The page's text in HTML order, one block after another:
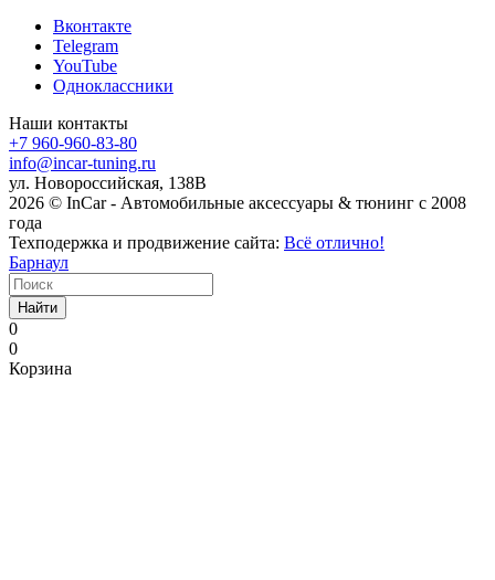
Вконтакте
Telegram
YouTube
Одноклассники
Наши контакты
+7 960-960-83-80
info@incar-tuning.ru
ул. Новороссийская, 138В
2026 © InCar - Автомобильные аксессуары & тюнинг с 2008
года
Техподержка и продвижение сайта: Всё отлично!
Барнаул
Найти
0
0
Корзина